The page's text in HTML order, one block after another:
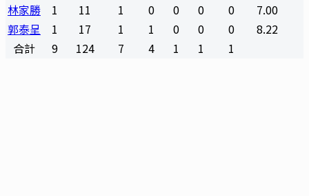
林家勝
1 11 1 0 0 0 0
7.00
郭泰呈
1 17 1 1 0 0 0
8.22
合計
9 124 7 4 1 1 1